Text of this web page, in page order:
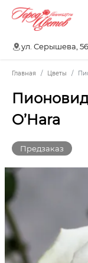
ул. Серышева, 56
Главная Цветы
O’Hara
Предзаказ